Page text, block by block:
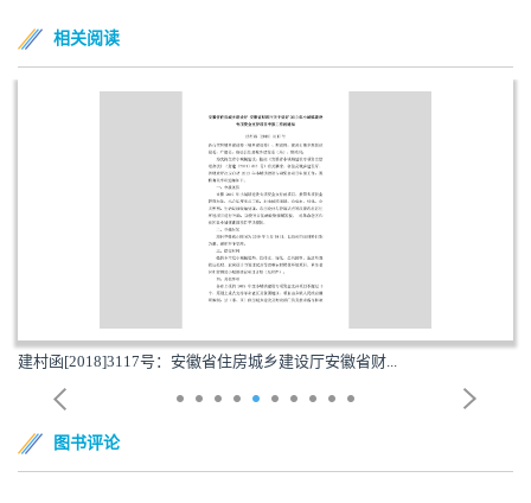
相关阅读
建村函[2018]3117号：安徽省住房城乡建设厅安徽省财...
图书评论